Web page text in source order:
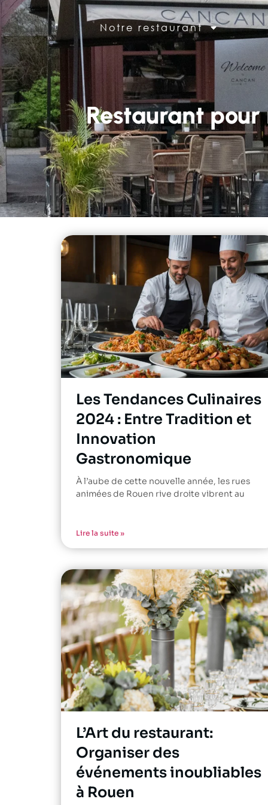
Notre restaurant
Restaurant
Les Tendances Culinaires
2024 : Entre Tradition et
Innovation
Gastronomique
À l’aube de cette nouvelle année, les rues
animées de Rouen rive droite vibrent au
Lire la suite »
L’Art du restaurant:
Organiser des
événements inoubliables
à Rouen